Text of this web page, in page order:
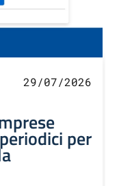
29/07/2026
per